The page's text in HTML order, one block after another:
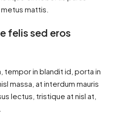
mattis.
felis sed eros
tempor in blandit id, porta in
massa, at interdum mauris
lectus, tristique at nisl at,